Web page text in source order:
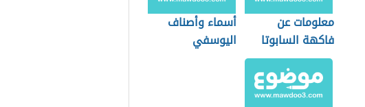
معلومات عن
فاكهة السابوتا
أسماء وأصناف
اليوسفي